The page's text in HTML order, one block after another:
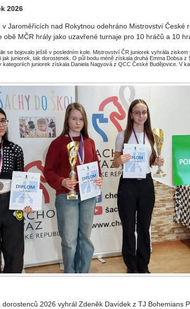
2026
Jaroměřicích nad Rokytnou odehráno Mistrovství České
obě MČR hrály jako uzavřené turnaje pro 10 hráčů a 10
se bojovalo ještě v posledním kole. Mistrovství ČR juniorek vyhrála ziskem
juniorek, tak dorostenek. O půl bodu méně získala druhá Emma Dobsa
juniorek získala Daniela Nagyová z QCC České Budějovice. V
2026 vyhrál Zdeněk Davídek z TJ Bohemians